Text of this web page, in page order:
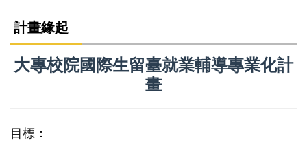
計畫緣起
大專校院國際生留臺就業輔導專業化計
畫
目標：